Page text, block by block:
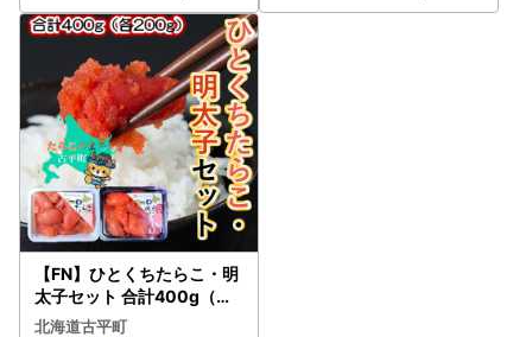
【FN】ひとくちたらこ・明
太子セット 合計400g（各2
00g）～古平町から直送～
北海道古平町